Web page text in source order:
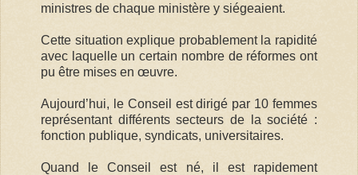
ministres de chaque ministère y siégeaient.
Cette situation explique probablement la rapidité
avec laquelle un certain nombre de réformes ont
pu être mises en œuvre.
Aujourd’hui, le Conseil est dirigé par 10 femmes
représentant différents secteurs de la société :
fonction publique, syndicats, universitaires.
Quand le Conseil est né, il est rapidement